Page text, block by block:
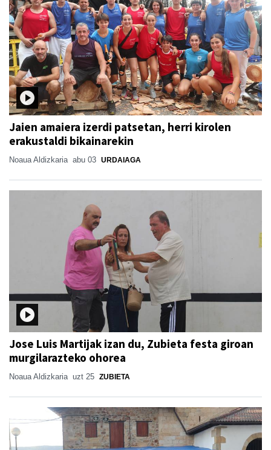
Jaien amaiera izerdi patsetan, herri kirolen
erakustaldi bikainarekin
Noaua Aldizkaria abu 03 URDAIAGA
Jose Luis Martijak izan du, Zubieta festa giroan
murgilarazteko ohorea
Noaua Aldizkaria uzt 25 ZUBIETA